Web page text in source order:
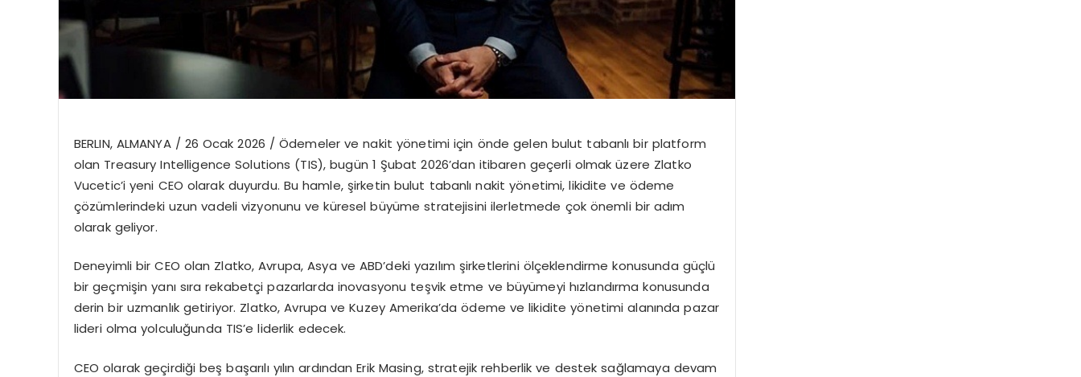
BERLIN, ALMANYA / 26 Ocak 2026 / Ödemeler ve nakit yönetimi için önde gelen bulut tabanlı bir platform
olan Treasury Intelligence Solutions (TIS), bugün 1 Şubat 2026’dan itibaren geçerli olmak üzere Zlatko
Vucetic’i yeni CEO olarak duyurdu. Bu hamle, şirketin bulut tabanlı nakit yönetimi, likidite ve ödeme
çözümlerindeki uzun vadeli vizyonunu ve küresel büyüme stratejisini ilerletmede çok önemli bir adım
olarak geliyor.
Deneyimli bir CEO olan Zlatko, Avrupa, Asya ve ABD’deki yazılım şirketlerini ölçeklendirme konusunda güçlü
bir geçmişin yanı sıra rekabetçi pazarlarda inovasyonu teşvik etme ve büyümeyi hızlandırma konusunda
derin bir uzmanlık getiriyor. Zlatko, Avrupa ve Kuzey Amerika’daödeme ve likidite yönetimi alanında pazar
lideri olma yolculuğunda TIS’e liderlik edecek.
CEO olarak geçirdiği beş başarılı yılın ardından Erik Masing, stratejik rehberlik ve destek sağlamaya devam